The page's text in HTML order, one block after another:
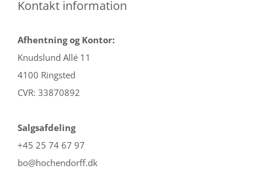
Kontakt information
Afhentning og Kontor:
Knudslund Allé 11
4100 Ringsted
CVR: 33870892
Salgsafdeling
+45 25 74 67 97
bo@hochendorff.dk